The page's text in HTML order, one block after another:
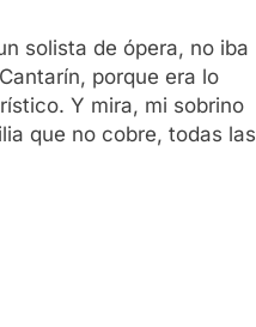
solista de ópera, no iba
porque era lo
Y mira, mi sobrino
que no cobre, todas las